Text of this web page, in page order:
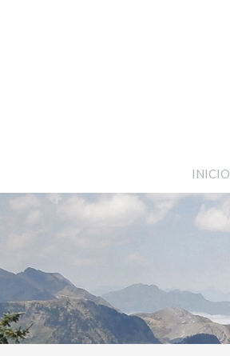
INICIO